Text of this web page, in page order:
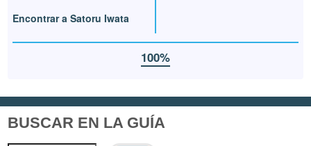
Encontrar a Satoru Iwata
100%
BUSCAR EN LA GUÍA